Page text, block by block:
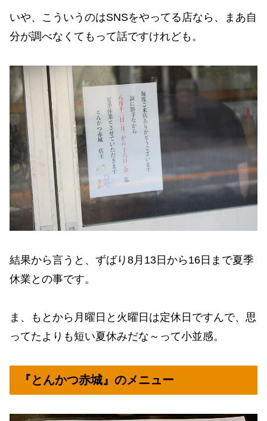
いや、こういうのはSNSをやってる店なら、まあ自
分が調べなくてもって話ですけれども。
結果から言うと、ずばり8月13日から16日まで夏季
休業との事です。
ま、もとから月曜日と火曜日は定休日ですんで、思
ってたよりも短い夏休みだな～って小並感。
『とんかつ赤城』のメニュー